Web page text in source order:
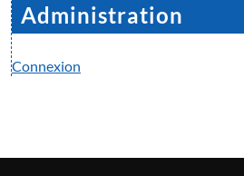
Administration
Connexion